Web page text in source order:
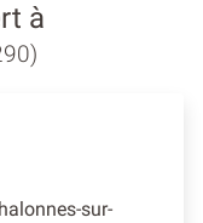
à
sur-